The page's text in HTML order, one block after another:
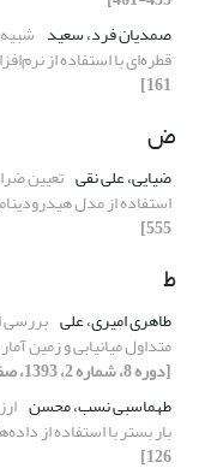
صمدیان فرد، سعید
قطره‌ای با استفاده از
161]
ض
ضیایی، علی نقی تعیین
استفاده از مدل
555]
ط
طاهری امیری، علی
متداول میانیابی و زمین
[دوره 8، شماره 2، 1393، صفحه 344-352]
طهماسبی نسب، محسن
بار بستر با استفاده از
126]